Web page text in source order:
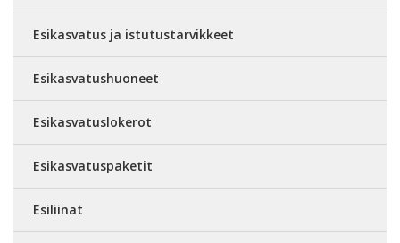
Esikasvatus ja istutustarvikkeet
Esikasvatushuoneet
Esikasvatuslokerot
Esikasvatuspaketit
Esiliinat